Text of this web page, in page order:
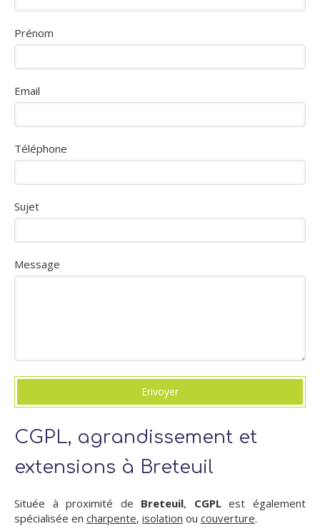
Prénom
Email
Téléphone
Sujet
Message
Envoyer
CGPL, agrandissement et
extensions à Breteuil
Située à proximité de Breteuil, CGPLest également
spécialisée en charpente, isolation ou couverture.